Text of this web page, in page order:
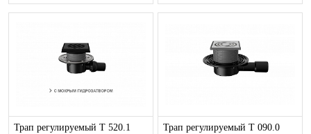
Трап регулируемый T 520.1
Трап регулируемый T 090.0